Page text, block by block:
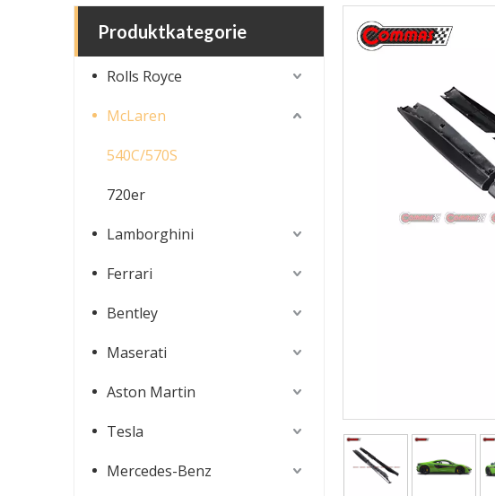
Produktkategorie
Rolls Royce
McLaren
540C/570S
720er
Lamborghini
Ferrari
Bentley
Maserati
Aston Martin
Tesla
Mercedes-Benz